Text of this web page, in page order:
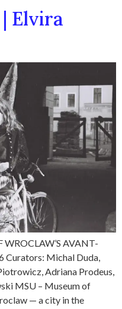
| Elvira
WROCLAW’S AVANT-
Curators: Michal Duda,
Adriana Prodeus,
MSU – Museum of
— a city in the